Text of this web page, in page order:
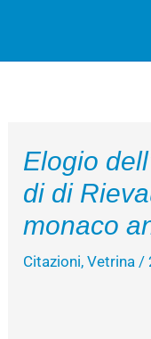
Elogio
di di
monaco
Citazioni,Vetrina /